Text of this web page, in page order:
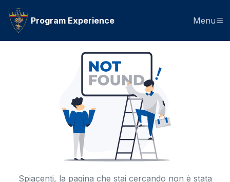
Program Experience Menu
Spiacenti, la pagina che stai cercando non è stata